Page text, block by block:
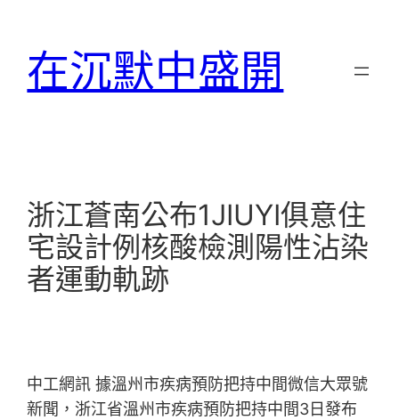
在沉默中盛開
浙江蒼南公布1JIUYI俱意住
宅設計例核酸檢測陽性沾染
者運動軌跡
中工網訊 據溫州市疾病預防把持中間微信大眾號
新聞，浙江省溫州市疾病預防把持中間3日發布